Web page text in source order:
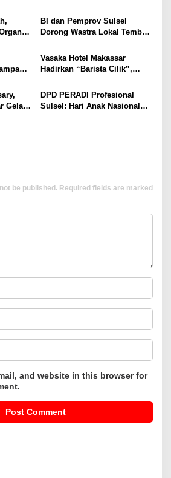
Perkuat Kompetensi Lewat
Program MBKM
BI dan Pemprov Sulsel
Dorong Wastra Lokal Tembus
Mancanegara
Vasaka Hotel Makassar
Hadirkan “Barista Cilik”,
Untuk Anak-Anak
Gelar
DPD PERADI Profesional
Sulsel: Hari Anak Nasional
be published. Required fields are marked
and website in this browser for